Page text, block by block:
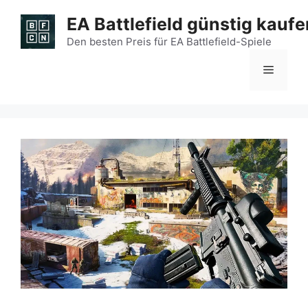
Inhalt
springen
EA Battlefield günstig
Den besten Preis für EA Battlefield-Spiele
Menü